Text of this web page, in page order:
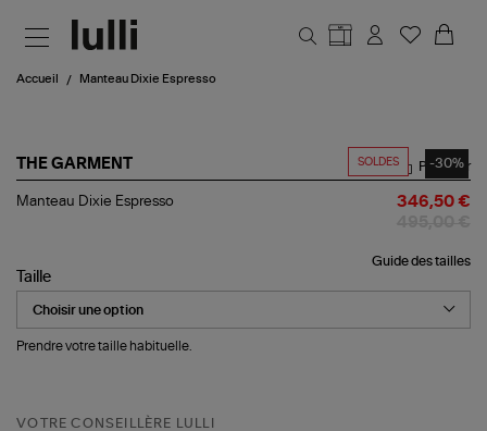
Accueil Manteau Dixie Espresso
SOLDES -30%
THE GARMENT
Manteau
Partager
Manteau Dixie Espresso 346,50 €
Guide des tailles
Taille
Prendre votre taille habituelle.
VOTRE CONSEILLÈRE LULLI